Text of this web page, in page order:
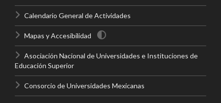
Calendario General de Actividades
Mapas y Accesibilidad
Asociación Nacional de Universidades e Instituciones de
Educación Superior
Consorcio de Universidades Mexicanas